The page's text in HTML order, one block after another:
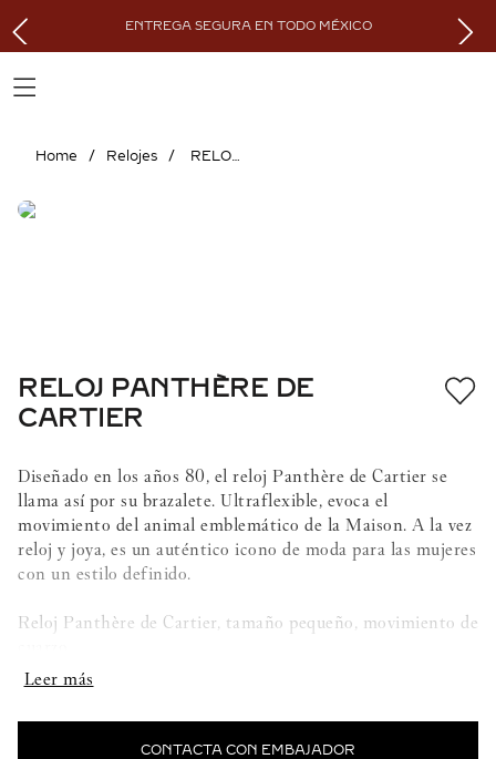
ENTREGA SEGURA EN TODO MÉXICO
Relojes RELOJ PANTHÈRE DE CARTIER
RELOJ PANTHÈRE DE
CARTIER
Diseñado en los años 80, el reloj Panthère de Cartier se
llama así por su brazalete. Ultraflexible, evoca el
movimiento del animal emblemático de la Maison. A la vez
reloj y joya, es un auténtico icono de moda para las mujeres
con un estilo definido.
Reloj Panthère de Cartier, tamaño pequeño, movimiento de
zafiro. Esfera plateada. Agujas de acero azulado en forma
CONTACTA CON EMBAJADOR